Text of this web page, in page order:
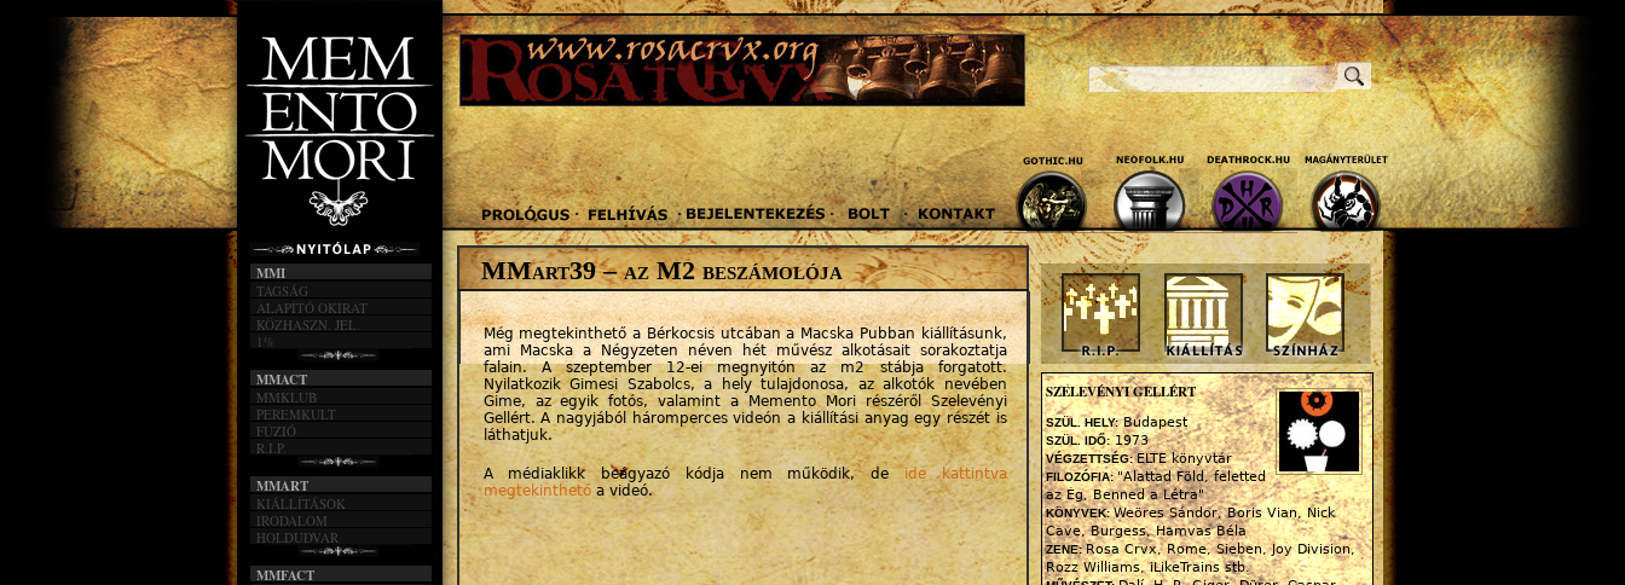
Jump to navigation
MMart39 – az M2 beszámolója
Még megtekinthető a Bérkocsis utcában a Macska Pubban kiállításunk,
ami Macska a Négyzeten néven hét művész alkotásait sorakoztatja
falain. A szeptember 12-ei megnyitón az m2 stábja forgatott.
Nyilatkozik Gimesi Szabolcs, a hely tulajdonosa, az alkotók nevében
Gime, az egyik fotós, valamint a Memento Mori részéről Szelevényi
Gellért. A nagyjából háromperces videón a kiállítási anyag egy részét is
láthatjuk.
A médiaklikk beágyazó kódja nem működik, de ide kattintva
megtekinthetőa videó.
Keresés Űrlap
Keresés
MMI
TAGSÁG
ALAPÍTÓ OKIRAT
KÖZHASZN. JEL.
1%
MMACT
MMKLUB
PEREMKULT
FÚZIÓ
R.I.P.
MMART
KIÁLLÍTÁSOK
IRODALOM
HOLDUDVAR
MMFACT
SZELEVÉNYI GELLÉRT
SZÜL. HELY:Budapest
SZÜL. IDŐ: 1973
VÉGZETTSÉG:ELTE könyvtár
FILOZÓFIA:"Alattad Föld, feletted
az Ég, Benned a Létra"
KÖNYVEK:Weöres Sándor, Boris Vian, Nick
Cave, Burgess, Hamvas Béla
ZENE:Rosa Crvx, Rome, Sieben, Joy Division,
Rozz Williams, iLikeTrains stb.